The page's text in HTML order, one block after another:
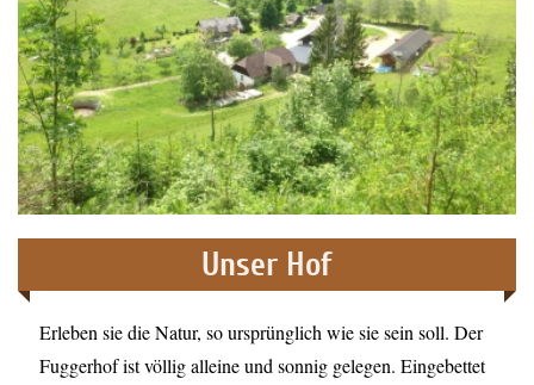
Familienparadies Fuggerhof
Unser Hof
Erleben sie die Natur, so ursprünglich wie sie sein soll. Der
Fuggerhof ist völlig alleine und sonnig gelegen. Eingebettet